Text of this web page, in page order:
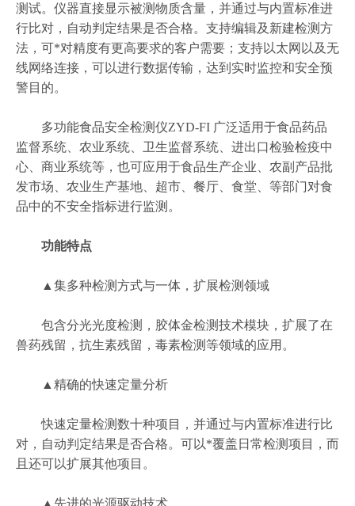
测试。仪器直接显示被测物质含量，并通过与内置标准进
行比对，自动判定结果是否合格。支持编辑及新建检测方
法，可*对精度有更高要求的客户需要；支持以太网以及无
线网络连接，可以进行数据传输，达到实时监控和安全预
警目的。
多功能食品安全检测仪ZYD-FI 广泛适用于食品药品
监督系统、农业系统、卫生监督系统、进出口检验检疫中
心、商业系统等，也可应用于食品生产企业、农副产品批
发市场、农业生产基地、超市、餐厅、食堂、等部门对食
品中的不安全指标进行监测。
功能特点
▲集多种检测方式与一体，扩展检测领域
包含分光光度检测，胶体金检测技术模块，扩展了在
兽药残留，抗生素残留，毒素检测等领域的应用。
▲精确的快速定量分析
快速定量检测数十种项目，并通过与内置标准进行比
对，自动判定结果是否合格。可以*覆盖日常检测项目，而
且还可以扩展其他项目。
▲先进的光源驱动技术